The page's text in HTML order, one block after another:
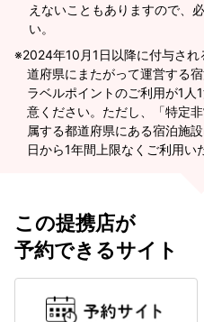
えないこともありますので、
い。
2024年10月1日以降に付与さ
道府県にまたがって運営する
ラベルポイントのご利用が1人
意ください。ただし、「特定
属する都道府県にある宿泊施
日から1年間上限なくご利用い
この提携店が
予約できるサイト